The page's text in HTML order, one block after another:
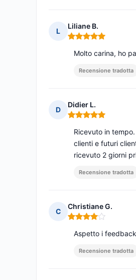
L
Liliane B.
Nota: 5 su 5
Molto carina, ho
Recensione tradotta
D
Didier L.
Nota: 5 su 5
Ricevuto in
clienti e futuri
ricevuto 2 giorni
Recensione tradotta
C
Christiane G.
Nota: 4 su 5
Aspetto i
Recensione tradotta